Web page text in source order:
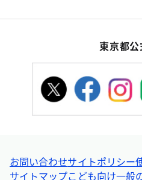
東京都
お問い合わせサイトポリシー
サイトマップこども向け一般